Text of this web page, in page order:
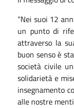
“Nei suoi 12
un punto di
attraverso la
buon senso è
società civile
solidarietà e
insegnamento
alle nostre